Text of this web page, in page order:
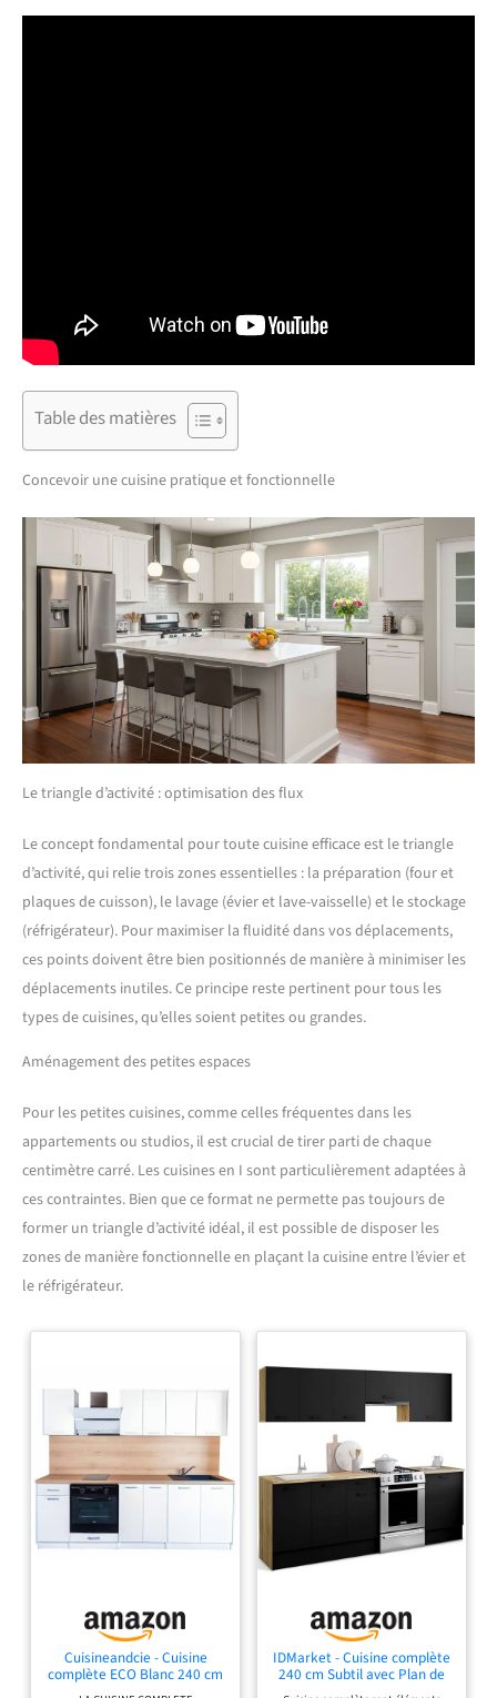
Table des matières
Concevoir une cuisine pratique et fonctionnelle
Le triangle d’activité : optimisation des flux
Le concept fondamental pour toute cuisine efficace est le triangle
d’activité, qui relie trois zones essentielles : la préparation (four et
plaques de cuisson), le lavage (évier et lave-vaisselle) et le stockage
(réfrigérateur). Pour maximiser la fluidité dans vos déplacements,
ces points doivent être bien positionnés de manière à minimiser les
déplacements inutiles. Ce principe reste pertinent pour tous les
types de cuisines, qu’elles soient petites ou grandes.
Aménagement des petites espaces
Pour les petites cuisines, comme celles fréquentes dans les
appartements ou studios, il est crucial de tirer parti de chaque
centimètre carré. Les cuisines en I sont particulièrement adaptées à
ces contraintes. Bien que ce format ne permette pas toujours de
former un triangle d’activité idéal, il est possible de disposer les
zones de manière fonctionnelle en plaçant la cuisine entre l’évier et
le réfrigérateur.
Cuisineandcie - Cuisine
complète ECO Blanc 240 cm
IDMarket - Cuisine complète
240 cm Subtil avec Plan de
Travail 7 éléments Bois et